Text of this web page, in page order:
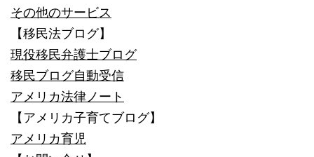
その他のサービス
【移民法ブログ】
現役移民弁護士ブログ
移民ブログ自動受信
アメリカ法律ノート
【アメリカ子育てブログ】
アメリカ育児